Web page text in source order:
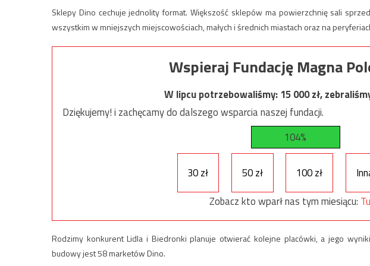
Sklepy Dino cechuje jednolity format. Większość sklepów ma powierzchnię sali
wszystkim w mniejszych miejscowościach, małych i średnich miastach oraz na
Wspieraj Fundację Magna
W lipcu potrzebowaliśmy:15 000zł,
Dziękujemy! i zachęcamy do dalszego wsparcia naszej fundacji.
104%
30 zł 50 zł 100 zł
Zobacz kto wparł nas tym miesiącu:
Rodzimy konkurent Lidla i Biedronki planuje otwierać kolejne placówki, a jego
budowy jest 58 marketów Dino.